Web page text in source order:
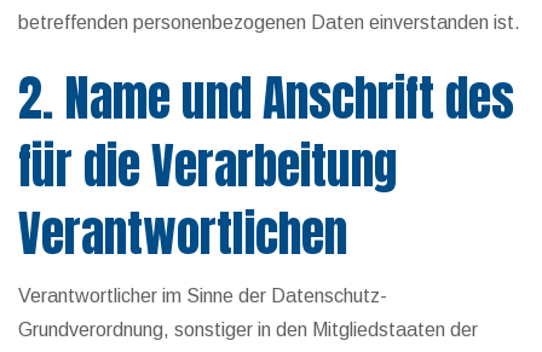
betreffenden personenbezogenen Daten einverstanden ist.
2. Name und Anschrift des
für die Verarbeitung
Verantwortlichen
Verantwortlicher im Sinne der Datenschutz-
Grundverordnung, sonstiger in den Mitgliedstaaten der